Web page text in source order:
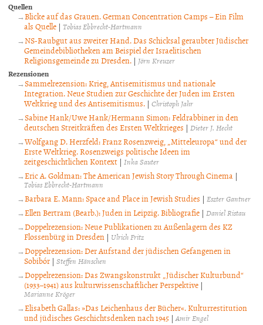
Quellen
Blicke auf das Grauen. German Concentration Camps – Ein Film
als Quelle | Tobias Ebbrecht-Hartmann
NS-Raubgut aus zweiter Hand. Das Schicksal geraubter Jüdischer
Gemeindebibliotheken am Beispiel der Israelitischen
Religionsgemeinde zu Dresden. | Jörn Kreuzer
Rezensionen
Sammelrezension: Krieg, Antisemitismus und nationale
Integration. Neue Studien zur Geschichte der Juden im Ersten
Weltkrieg und des Antisemitismus. | Christoph Jahr
Sabine Hank/Uwe Hank/Hermann Simon: Feldrabbiner in den
deutschen Streitkräften des Ersten Weltkrieges | Dieter J. Hecht
Wolfgang D. Herzfeld: Franz Rosenzweig, „Mitteleuropa“ und der
Erste Weltkrieg. Rosenzweigs politische Ideen im
zeitgeschichtlichen Kontext | Inka Sauter
Eric A. Goldman: The American Jewish Story Through Cinema |
Tobias Ebbrecht-Hartmann
Barbara E. Mann: Space and Place in Jewish Studies |Eszter Gantner
Ellen Bertram (Bearb.): Juden in Leipzig. Bibliografie |Daniel Ristau
Doppelrezension: Neue Publikationen zu Außenlagern des KZ
Flossenbürg in Dresden | Ulrich Fritz
Doppelrezension: Der Aufstand der jüdischen Gefangenen in
Sobibór | Steffen Hänschen
Doppelrezension: Das Zwangskonstrukt „Jüdischer Kulturbund“
(1933–1941) aus kulturwissenschaftlicher Perspektive |
Marianne Kröger
Elisabeth Gallas: »Das Leichenhaus der Bücher«. Kulturrestitution
und jüdisches Geschichtsdenken nach 1945 |Amir Engel